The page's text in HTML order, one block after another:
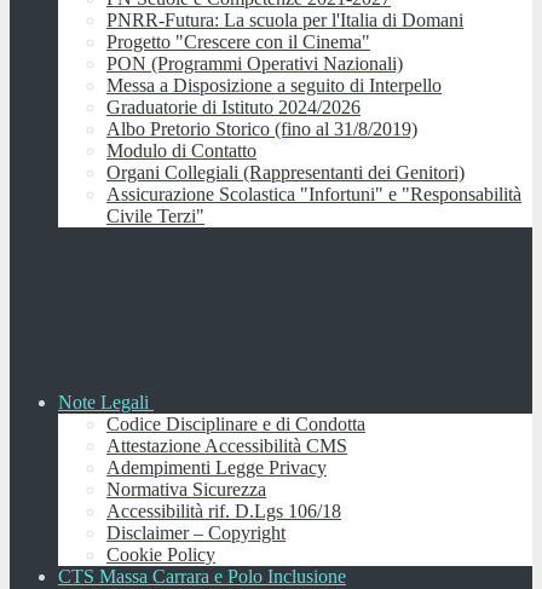
PNRR-Futura: La scuola per l'Italia di Domani
Progetto "Crescere con il Cinema"
PON (Programmi Operativi Nazionali)
Messa a Disposizione a seguito di Interpello
Graduatorie di Istituto 2024/2026
Albo Pretorio Storico (fino al 31/8/2019)
Modulo di Contatto
Organi Collegiali (Rappresentanti dei Genitori)
Assicurazione Scolastica "Infortuni" e "Responsabilità
Civile Terzi"
Note Legali
Codice Disciplinare e di Condotta
Attestazione Accessibilità CMS
Adempimenti Legge Privacy
Normativa Sicurezza
Accessibilità rif. D.Lgs 106/18
Disclaimer – Copyright
Cookie Policy
CTS Massa Carrara e Polo Inclusione